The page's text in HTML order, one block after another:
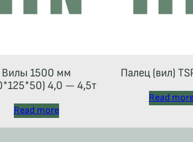
Вилы 1500 мм
4,0 — 4,5т
Read more
Палец (вил)
Read